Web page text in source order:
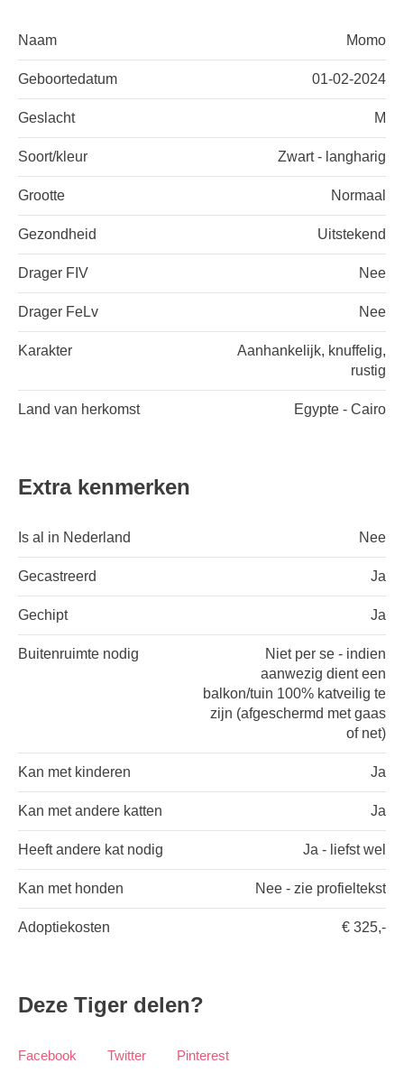
Naam Momo
Geboortedatum 01-02-2024
Geslacht M
Soort/kleur Zwart - langharig
Grootte Normaal
Gezondheid Uitstekend
Drager FIV Nee
Drager FeLv Nee
Karakter
Aanhankelijk, knuffelig,
rustig
Land van herkomst Egypte - Cairo
Extra kenmerken
Is al in Nederland Nee
Gecastreerd Ja
Gechipt Ja
Buitenruimte nodig
Niet per se - indien
aanwezig dient een
balkon/tuin 100% katveilig te
zijn (afgeschermd met gaas
of net)
Kan met kinderen Ja
Kan met andere katten Ja
Heeft andere kat nodig Ja - liefst wel
Kan met honden Nee - zie profieltekst
Adoptiekosten € 325,-
Deze Tiger delen?
Facebook Twitter Pinterest